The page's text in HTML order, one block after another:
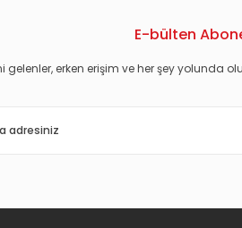
E-bülten
gelenler, erken erişim ve her şey yolunda